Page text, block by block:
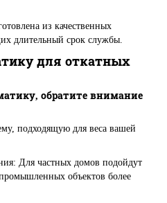
​​из качественных
длительный срок службы.
для откатных
обратите внимание
подходящую для веса вашей
Для частных домов подойдут
объектов более